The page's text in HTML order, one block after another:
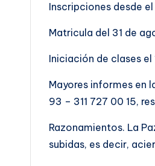
Inscripciones desde
Matricula del 31 de
Iniciación de clases el
Mayores informes en
93 – 311 727 00 15,
Razonamientos. La
subidas, es decir,